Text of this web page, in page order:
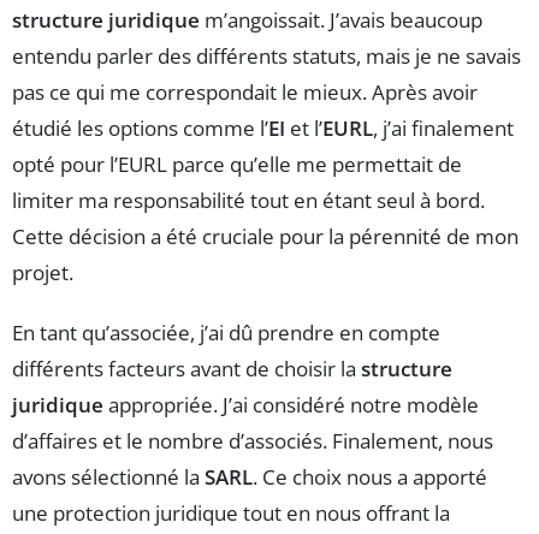
structure juridique m’angoissait. J’avais beaucoup
entendu parler des différents statuts, mais je ne savais
pas ce qui me correspondait le mieux. Après avoir
étudié les options comme l’EI et l’EURL, j’ai finalement
opté pour l’EURL parce qu’elle me permettait de
limiter ma responsabilité tout en étant seul à bord.
Cette décision a été cruciale pour la pérennité de mon
projet.
En tant qu’associée, j’ai dû prendre en compte
différents facteurs avant de choisir la structure
juridique appropriée. J’ai considéré notre modèle
d’affaires et le nombre d’associés. Finalement, nous
avons sélectionné la SARL. Ce choix nous a apporté
une protection juridique tout en nous offrant la